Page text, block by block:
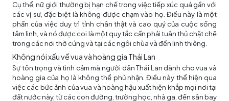
Cụ thể, nữ giới thường bị hạn chế trong việc tiếp xúc quá gần với
các vị sư, đặc biệt là không được chạm vào họ. Điều này là một
phần của việc duy trì tính chân thật và cao quý của cuộc sống
tâm linh, và nó được coi là một quy tắc cần phải tuân thủ chặt chẽ
trong các nơi thờ cúng và tại các ngôi chùa và đền linh thiêng.
Không nói xấu về vua và hoàng gia Thái Lan
Sự tôn trọng và tình cảm mà người dân Thái Lan dành cho vua và
hoàng gia của họ là không thể phủ nhận. Điều này thể hiện qua
việc các bức ảnh của vua và hoàng hậu xuất hiện khắp mọi nơi tại
đất nước này, từ các con đường, trường học, nhà ga, đến sân bay